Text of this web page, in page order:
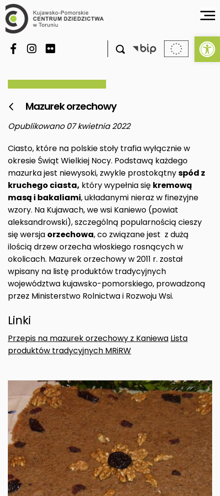

 Mazurek orzechowy
Opublikowano 07 kwietnia 2022
Ciasto, które na polskie stoły trafia wyłącznie w
okresie Świąt Wielkiej Nocy. Podstawą każdego
mazurka jest niewysoki, zwykle prostokątnyspód z
kruchego ciasta, który wypełnia się kremową
masą i bakaliami, układanymi nieraz w finezyjne
wzory. Na Kujawach, we wsi Kaniewo (powiat
aleksandrowski), szczególną popularnością cieszy
się wersja orzechowa, co związane jest z dużą
ilością drzew orzecha włoskiego rosnących w
okolicach. Mazurek orzechowy w 2011 r. został
wpisany na listę produktów tradycyjnych
województwa kujawsko-pomorskiego, prowadzoną
przez Ministerstwo Rolnictwa i Rozwoju Wsi.
Linki
Przepis na mazurek orzechowy z Kaniewa Lista
produktów tradycyjnych MRiRW